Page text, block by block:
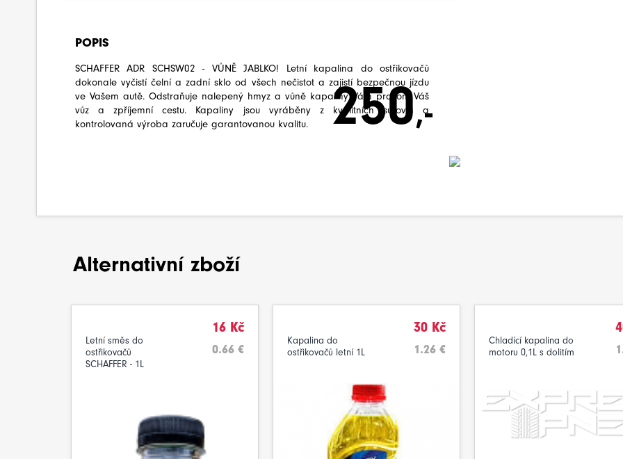
POPIS
SCHAFFER ADR SCHSW02 - VŮNĚ JABLKO! Letní kapalina do ostřikovačů
dokonale vyčistí čelní a zadní sklo od všech nečistot a zajistí bezpečnou jízdu
ve Vašem autě. Odstraňuje nalepený hmyz a vůně kapaliny Vám provoní Váš
vůz a zpříjemní cestu. Kapaliny jsou vyráběny z kvalitních surovin a
kontrolovaná výroba zaručuje garantovanou kvalitu.
250,-
Alternativní zboží
Letní směs do
ostřikovačů
SCHAFFER - 1L
16 Kč
0.66 €
Kapalina do
ostřikovačů letní 1L
30 Kč
1.26 €
Chladící kapalina do
motoru 0,1L s dolitím